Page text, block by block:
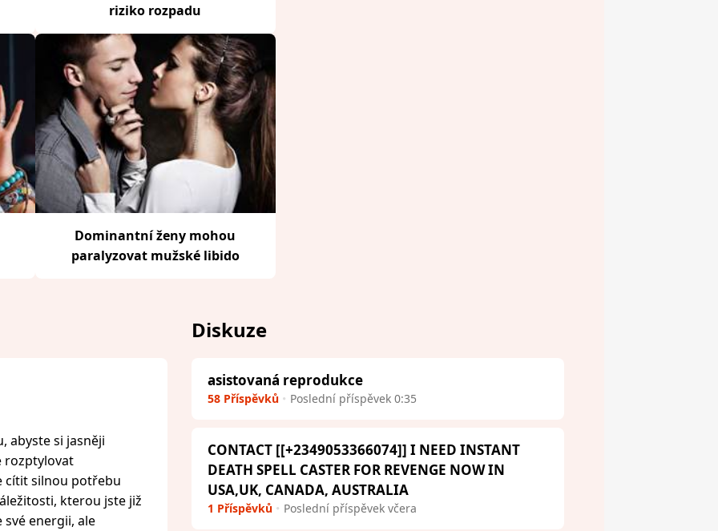
riziko rozpadu
Dominantní ženy mohou
paralyzovat mužské libido
abyste si jasněji
rozptylovat
cítit silnou potřebu
kterou jste již
energii, ale
Diskuze
asistovaná reprodukce
58 Příspěvků Poslední příspěvek 0:35
CONTACT [[+2349053366074]] I NEED INSTANT
DEATH SPELL CASTER FOR REVENGE NOW IN
USA,UK, CANADA, AUSTRALIA
1 Příspěvků Poslední příspěvek včera